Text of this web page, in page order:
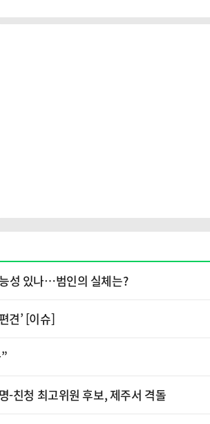
성 있나…범인의 실체는?
견’ [이슈]
친청 최고위원 후보, 제주서 격돌